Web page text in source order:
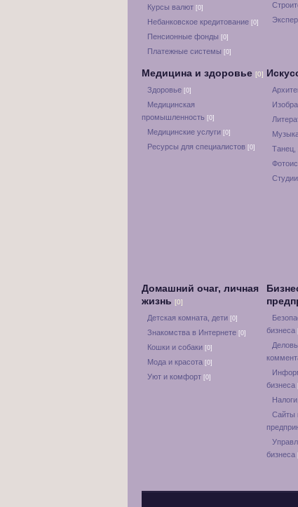
Курсы валют [0]
Небанковское кредитование [0]
Пенсионные фонды [0]
Платежные системы [0]
Медицина и здоровье [0]
Здоровье [0]
Медицинская
промышленность [0]
Медицинские услуги [0]
Ресурсы для специалистов [0] Танец,
Домашний очаг, личная
жизнь [0]
Детская комната, дети [0]
Знакомства в Интернете [0]
Кошки и собаки [0]
Мода и красота [0]
Уют и комфорт [0]
бизнеса
бизнеса
Сайты
бизнеса